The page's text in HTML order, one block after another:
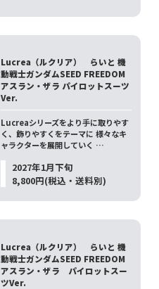
Lucrea（ルクリア） らいと 機
動戦士ガンダムSEED FREEDOM
アスラン・ザラ パイロットスーツ
Ver.
Lucreaシリーズをより手に取りやす
く、飾りやすくをテーマに 様々なキ
ャラクターを展開していく …
2027年1月下旬
8,800円(税込・送料別)
Lucrea（ルクリア） らいと 機
動戦士ガンダムSEED FREEDOM
アスラン・ザラ パイロットスー
ツVer.